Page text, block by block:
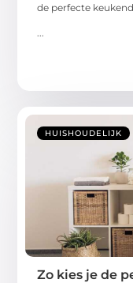
de perfecte
HUISHOUDELIJK
Zo kies je de